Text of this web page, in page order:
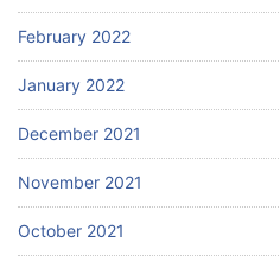
February 2022
January 2022
December 2021
November 2021
October 2021